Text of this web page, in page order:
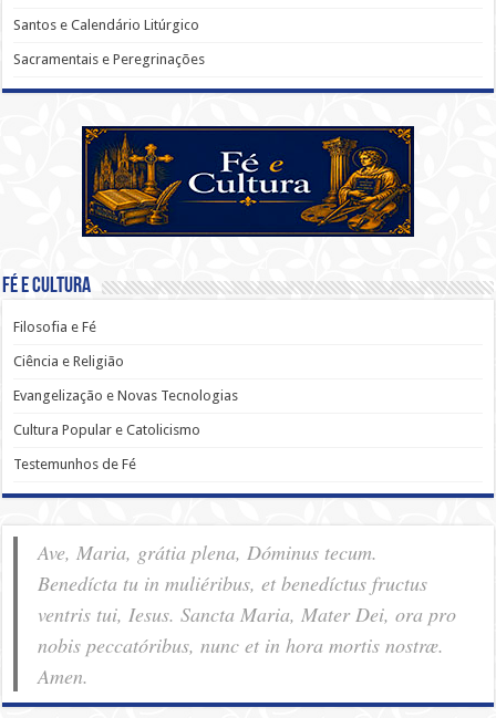
Santos e Calendário Litúrgico
Sacramentais e Peregrinações
Fé e Cultura
Filosofia e Fé
Ciência e Religião
Evangelização e Novas Tecnologias
Cultura Popular e Catolicismo
Testemunhos de Fé
Ave, Maria, grátia plena, Dóminus tecum.
Benedícta tu in muliéribus, et benedíctus fructus
ventris tui, Iesus. Sancta Maria, Mater Dei, ora pro
nobis pec­ca­tóribus, nunc et in hora mortis nostræ.
Amen.